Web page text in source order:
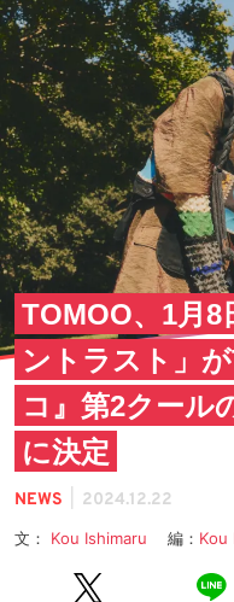
TOMOO、1月8
ントラスト」
コ』第2クール
に決定
NEWS 2024.12.22
文： Kou Ishimaru 編： Kou